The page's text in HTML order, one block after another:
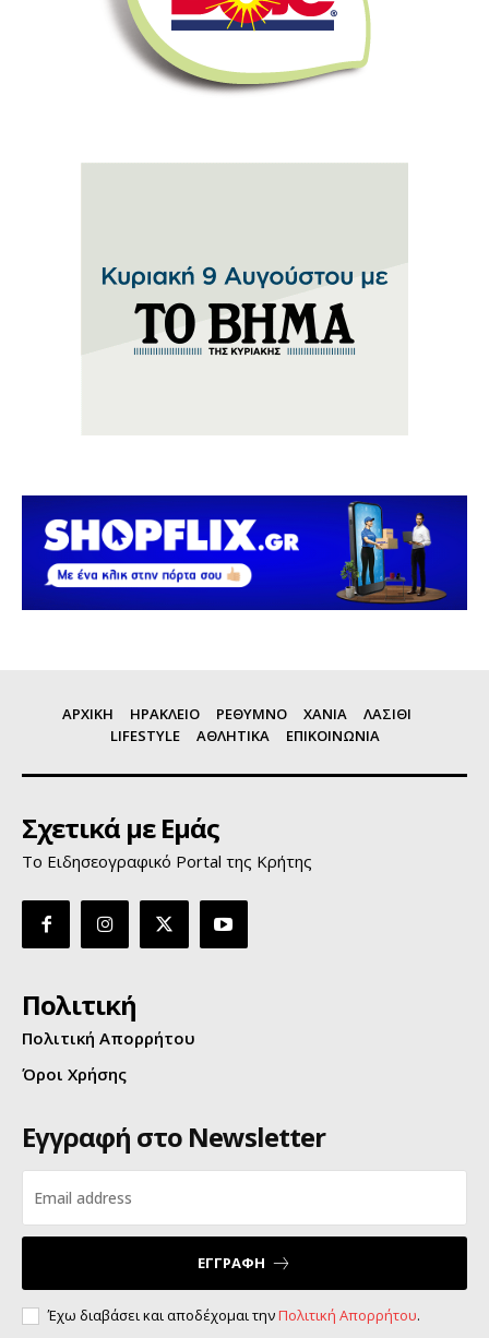
ΑΡΧΙΚΗ ΗΡΑΚΛΕΙΟ ΡΕΘΥΜΝΟ ΧΑΝΙΑ
ΛΑΣΙΘΙ
LIFESTYLE
ΑΘΛΗΤΙΚΑ ΕΠΙΚΟΙΝΩΝΙΑ
Σχετικά με Εμάς
Το Ειδησεογραφικό Portal της Κρήτης
Πολιτική
Πολιτική Απορρήτου
Όροι Χρήσης
Εγγραφή στο Newsletter
ΕΓΓΡΑΦΗ
Έχω διαβάσει και αποδέχομαι τηνΠολιτική Απορρήτου.